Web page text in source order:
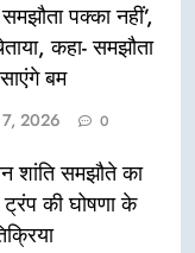
पक्का नहीं’,
कहा- समझौता
बम
2026 0
शांति समझौते का
ट्रंप की घोषणा के